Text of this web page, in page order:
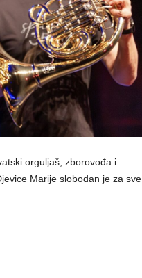
orguljaš, zborovođa i
Marije slobodan je za sve